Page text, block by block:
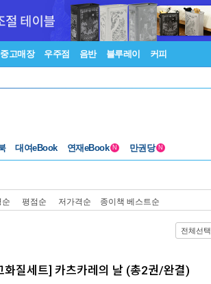
중고매장 우주점 음반 블루레이 커피
대여eBook 연재eBook N 만권당 N
평점순 저가격순 종이책 베스트순
전체선택
화질세트] 카츠카레의 날 (총2권/완결)